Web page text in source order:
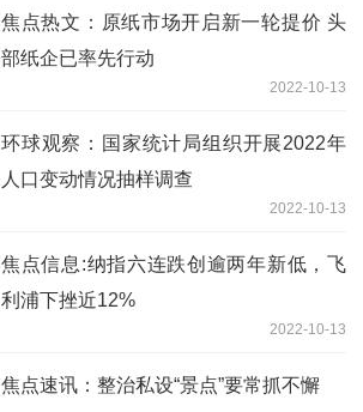
焦点热文：原纸市场开启新一轮提价 头
部纸企已率先行动
2022-10-13
环球观察：国家统计局组织开展2022年
人口变动情况抽样调查
2022-10-13
焦点信息:纳指六连跌创逾两年新低，飞
利浦下挫近12%
2022-10-13
焦点速讯：整治私设“景点”要常抓不懈